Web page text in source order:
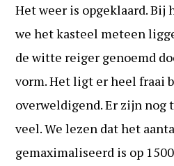
Het weer is opgeklaard. Bij
we het kasteel meteen
de witte reiger genoemd
vorm. Het ligt er heel fraai
overweldigend. Er zijn nog
veel. We lezen dat het
gemaximaliseerd is op